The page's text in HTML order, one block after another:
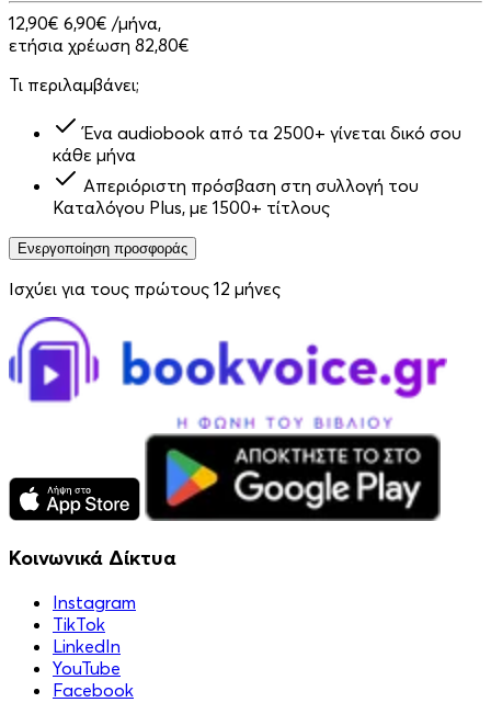
12,90€ 6,90€ /μήνα,
ετήσια χρέωση 82,80€
Τι περιλαμβάνει;
Ένα audiobook από τα 2500+ γίνεται δικό σου
κάθε μήνα
Απεριόριστη πρόσβαση στη συλλογή του
Καταλόγου Plus, με 1500+ τίτλους
Ενεργοποίηση προσφοράς
Ισχύει για τους πρώτους 12 μήνες
Κοινωνικά Δίκτυα
Instagram
TikTok
LinkedIn
YouTube
Facebook